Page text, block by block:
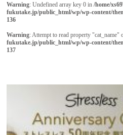
Warning: Undefined array key 0 in/home/
fukutake.jp/public_html/wp/wp-content/
136
Warning: Attempt to read property
fukutake.jp/public_html/wp/wp-content/
137